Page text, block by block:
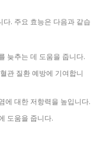
. 주요 효능은 다음과 같습
늦추는 데 도움을 줍니다.
관 질환 예방에 기여합니
에 대한 저항력을 높입니다.
도움을 줍니다.